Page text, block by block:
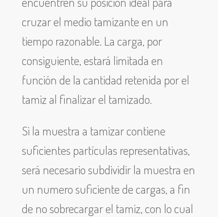
cruzar el medio tamizante en un
tiempo razonable. La carga, por
consiguiente, estará limitada en
función de la cantidad retenida por el
tamiz al finalizar el tamizado.
Si la muestra a tamizar contiene
suficientes partículas representativas,
será necesario subdividir la muestra en
un numero suficiente de cargas, a fin
de no sobrecargar el tamiz, con lo cual